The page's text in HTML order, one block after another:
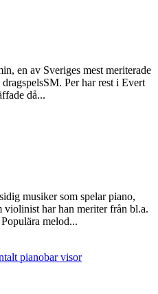
en av Sveriges mest meriterade
Per har rest i Evert
då...
musiker som spelar piano,
har han meriter från bl.a.
melod...
pianobarvisor